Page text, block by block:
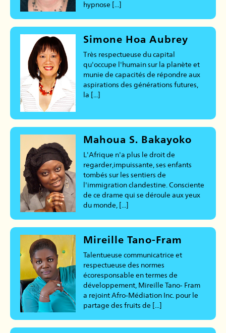
hypnose [...]
Simone Hoa Aubrey
Très respectueuse du capital
qu'occupe l'humain sur la planète et
munie de capacités de répondre aux
aspirations des générations futures,
la [...]
Mahoua S. Bakayoko
L'Afrique n'a plus le droit de
regarder,impuissante, ses enfants
tombés sur les sentiers de
l'immigration clandestine. Consciente
de ce drame qui se déroule aux yeux
du monde, [...]
Mireille Tano-Fram
Talentueuse communicatrice et
respectueuse des normes
écoresponsable en termes de
développement, Mireille Tano- Fram
a rejoint Afro-Médiation Inc. pour le
partage des fruits de [...]